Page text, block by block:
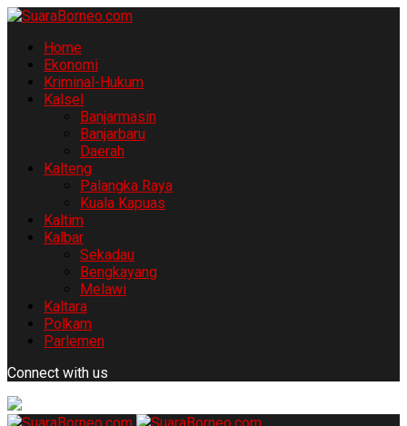
Home
Ekonomi
Kriminal-Hukum
Kalsel
Banjarmasin
Banjarbaru
Daerah
Kalteng
Palangka Raya
Kuala Kapuas
Kaltim
Kalbar
Sekadau
Bengkayang
Melawi
Kaltara
Polkam
Parlemen
Connect with us